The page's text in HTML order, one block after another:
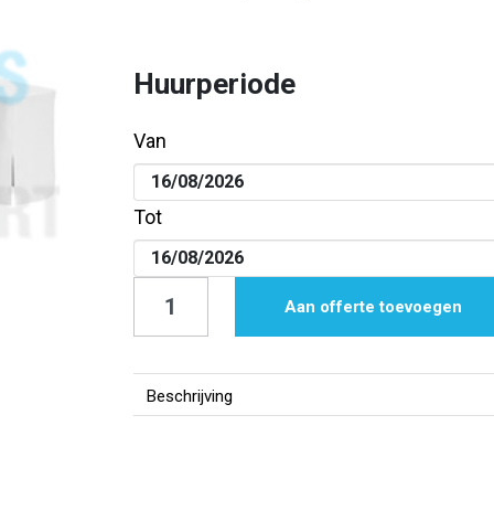
Huurperiode
Van
Tot
Gebroken
Aan offerte toevoegen
Beschrijving